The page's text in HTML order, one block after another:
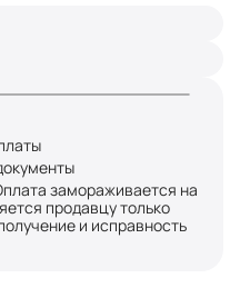
замораживается на
продавцу только
и исправность